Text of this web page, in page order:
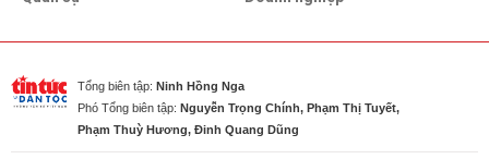
Tổng biên tập: Ninh Hồng Nga
Phó Tổng biên tập: Nguyễn Trọng Chính, Phạm Thị Tuyết,
Phạm Thuỳ Hương, Đinh Quang Dũng